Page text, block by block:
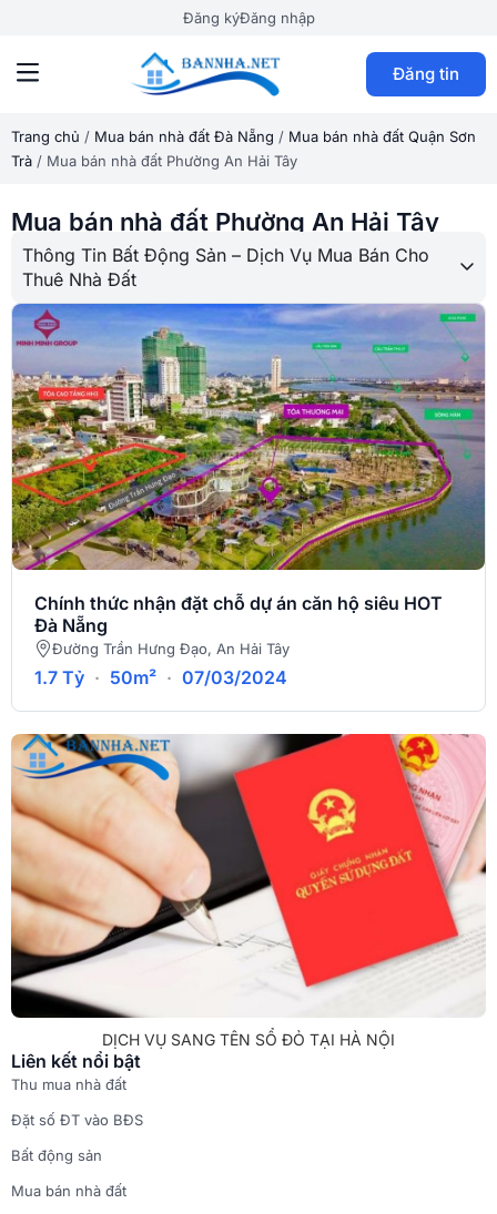
Đăng kýĐăng nhập
Đăng tin
Trang chủ / Mua bán nhà đất Đà Nẵng / Mua bán nhà đất Quận Sơn
Trà / Mua bán nhà đất Phường An Hải Tây
Mua bán nhà đất Phường An Hải Tây
Thông Tin Bất Động Sản – Dịch Vụ Mua Bán Cho
Thuê Nhà Đất
Chính thức nhận đặt chỗ dự án căn hộ siêu HOT
Đà Nẵng
Đường Trần Hưng Đạo, An Hải Tây
1.7 Tỷ · 50m² · 07/03/2024
DỊCH VỤ SANG TÊN SỔ ĐỎ TẠI HÀ NỘI
Liên kết nổi bật
Thu mua nhà đất
Đặt số ĐT vào BĐS
Bất động sản
Mua bán nhà đất